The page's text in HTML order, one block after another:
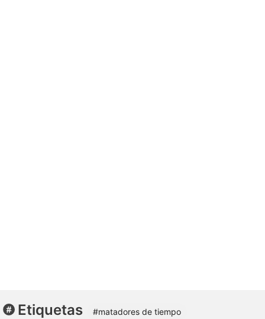
Etiquetas #matadores de tiempo